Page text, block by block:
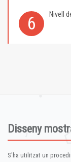
6 Nivell
Disseny
S'ha utilitzat un